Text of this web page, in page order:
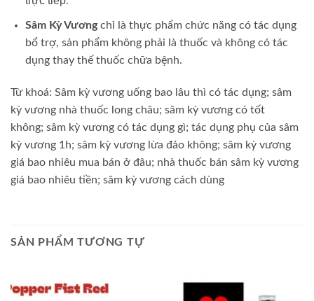
Sâm Kỳ Vươngchỉ là thực phẩm chức năng có tác dụng
bổ trợ, sản phẩm không phải là thuốc và không có tác
dụng thay thế thuốc chữa bệnh.
Từ khoá: Sâm kỳ vương uống bao lâu thì có tác dụng; sâm
kỳ vương nhà thuốc long châu; sâm kỳ vương có tốt
không; sâm kỳ vương có tác dụng gì; tác dụng phụ của sâm
kỳ vương 1h; sâm kỳ vương lừa đảo không; sâm kỳ vương
giá bao nhiêu mua bán ở đâu; nhà thuốc bán sâm kỳ vương
giá bao nhiêu tiền; sâm kỳ vương cách dùng
SẢN PHẨM TƯƠNG TỰ